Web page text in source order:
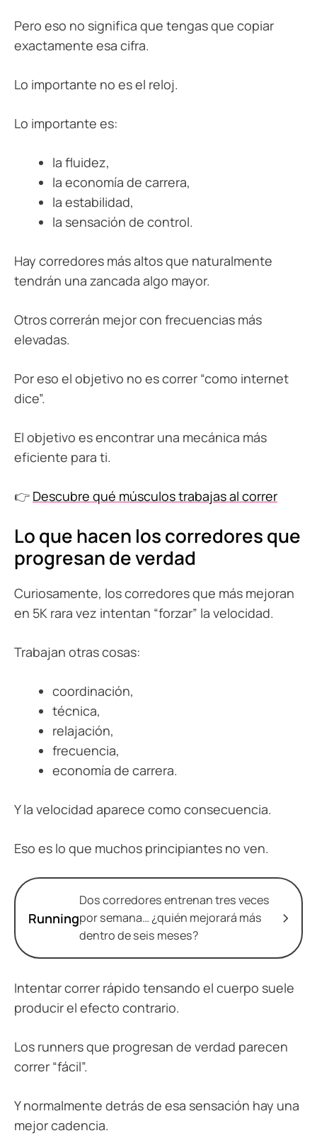
Pero eso no significa que tengas que copiar
exactamente esa cifra.
Lo importante no es el reloj.
Lo importante es:
la fluidez,
la economía de carrera,
la estabilidad,
la sensación de control.
Hay corredores más altos que naturalmente
tendrán una zancada algo mayor.
Otros correrán mejor con frecuencias más
elevadas.
Por eso el objetivo no es correr “como internet
dice”.
El objetivo es encontrar una mecánica más
eficiente para ti.
👉 Descubre qué músculos trabajas al correr
Lo que hacen los corredores que
progresan de verdad
Curiosamente, los corredores que más mejoran
en 5K rara vez intentan “forzar” la velocidad.
Trabajan otras cosas:
coordinación,
técnica,
relajación,
frecuencia,
economía de carrera.
Y la velocidad aparece como consecuencia.
Eso es lo que muchos principiantes no ven.
Running
Dos corredores entrenan tres veces
por semana… ¿quién mejorará más
dentro de seis meses?
Intentar correr rápido tensando el cuerpo suele
producir el efecto contrario.
Los runners que progresan de verdad parecen
correr “fácil”.
Y normalmente detrás de esa sensación hay una
mejor cadencia.